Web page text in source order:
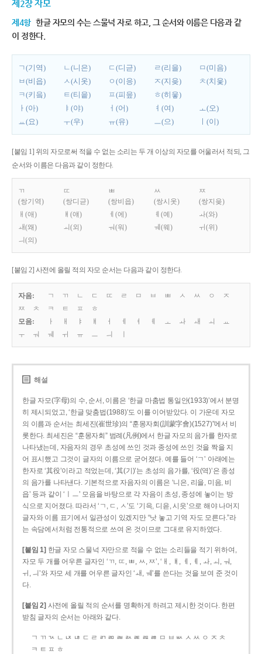
제2장 자모
제4항 한글 자모의 수는 스물넉 자로 하고, 그 순서와 이름은 다음과 같
이 정한다.
ㄱ(기역) ㄴ(니은) ㄷ(디귿) ㄹ(리을)
ㅁ(미음)
ㅂ(비읍)
ㅅ(시옷) ㅇ(이응) ㅈ(지읒)
ㅊ(치읓)
ㅋ(키읔)
ㅌ(티읕) ㅍ(피읖)
ㅎ(히읗)
ㅏ(아)
ㅑ(야) ㅓ(어) ㅕ(여)
ㅗ(오)
ㅛ(요)
ㅜ(우) ㅠ(유) ㅡ(으) ㅣ(이)
[붙임 1] 위의 자모로써 적을 수 없는 소리는 두 개 이상의 자모를 어울러서 적되, 그
순서와 이름은 다음과 같이 정한다.
ㄲ
(쌍기역)
ㄸ
(쌍디귿)
ㅃ
(쌍비읍)
ㅆ
(쌍시옷)
ㅉ
(쌍지읒)
ㅐ(애)
ㅒ(얘) ㅔ(에) ㅖ(예)
ㅘ(와)
ㅙ(왜)
ㅚ(외) ㅝ(워) ㅞ(웨)
ㅟ(위)
ㅢ(의)
[붙임 2] 사전에 올릴 적의 자모 순서는 다음과 같이 정한다.
자음: ㄱ ㄲ ㄴ ㄷ ㄸ ㄹ ㅁ ㅂ ㅃ ㅅ ㅆ ㅇ
ㅈ
ㅉ
ㅊ ㅋ ㅌ ㅍ
ㅎ
모음:
ㅏ ㅐ ㅑ ㅒ ㅓ ㅔ ㅕ ㅖ ㅗ ㅘ ㅙ ㅚ
ㅛ
ㅜ
ㅝ ㅞ ㅟ ㅠ ㅡ ㅢ
해설
한글 자모(字母)의 수, 순서, 이름은 ‘한글 마춤법 통일안(1933)’에서 분명
히 제시되었고, ‘한글 맞춤법(1988)’도 이를 이어받았다. 이 가운데 자모
의 이름과 순서는 최세진(崔世珍)의 “훈몽자회(訓蒙字會)(1527)”에서 비
롯한다. 최세진은 “훈몽자회” 범례(凡例)에서 한글 자모의 음가를 한자로
나타냈는데, 자음자의 경우 초성에 쓰인 것과 종성에 쓰인 것을 짝을 지
어 표시했고 그것이 글자의 이름으로 굳어졌다. 예를 들어 ‘ㄱ’ 아래에는
한자로 ‘其役’이라고 적었는데, ‘其(기)’는 초성의 음가를, ‘役(역)’은 종성
의 음가를 나타낸다. 기본적으로 자음자의 이름은 ‘니은, 리을, 미음, 비
읍’ 등과 같이 ‘ㅣㅡ’ 모음을 바탕으로 각 자음이 초성, 종성에 놓이는 방
식으로 지어졌다. 따라서 ‘ㄱ, ㄷ, ㅅ’도 ‘기윽, 디읃, 시읏’으로 해야 나머지
글자와 이름 표기에서 일관성이 있겠지만 “낫 놓고 기역 자도 모른다.”라
는 속담에서처럼 전통적으로 쓰여 온 것이므로 그대로 유지하였다.
[붙임 1] 한글 자모 스물넉 자만으로 적을 수 없는 소리들을 적기 위하여,
자모 두 개를 어우른 글자인 ‘ㄲ, ㄸ, ㅃ, ㅆ, ㅉ’, ‘ㅐ, ㅒ, ㅔ, ㅖ, ㅘ, ㅚ, ㅝ,
ㅟ, ㅢ’와 자모 세 개를 어우른 글자인 ‘ㅙ, ㅞ’를 쓴다는 것을 보여 준 것이
다.
[붙임 2] 사전에 올릴 적의 순서를 명확하게 하려고 제시한 것이다. 한편
받침 글자의 순서는 아래와 같다.
ㄱ ㄲ ㄳ ㄴ ㄵ ㄶ ㄷ ㄹ ㄺ ㄻ ㄼ ㄽ ㄾ ㄿ ㅀ ㅁ ㅂ ㅄ ㅅ ㅆ ㅇ ㅈ ㅊ
ㅋ ㅌ ㅍ ㅎ